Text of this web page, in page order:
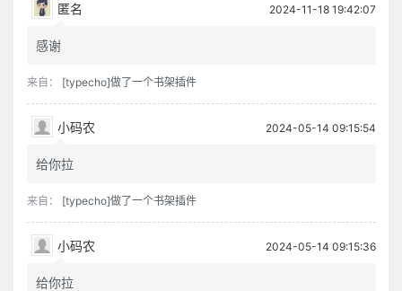
匿名 2024-11-18 19:42:07
感谢
来自： [typecho]做了一个书架插件
小码农 2024-05-14 09:15:54
给你拉
来自： [typecho]做了一个书架插件
小码农 2024-05-14 09:15:36
给你拉